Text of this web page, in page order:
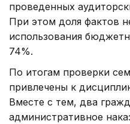
проведенных
При этом доля фактов
использования
74%.
По итогам проверки
привлечены к
Вместе с тем, два
административное